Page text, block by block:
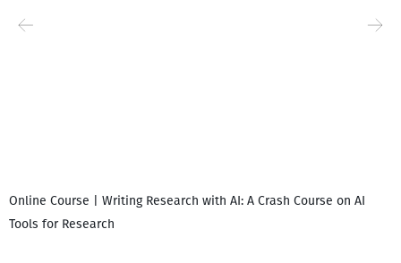
Online Course | Writing Research with AI: A Crash Course on AI
Tools for Research